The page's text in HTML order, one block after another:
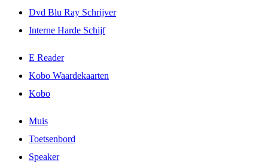
Dvd Blu Ray Schrijver
Interne Harde Schijf
E Reader
Kobo Waardekaarten
Kobo
Muis
Toetsenbord
Speaker